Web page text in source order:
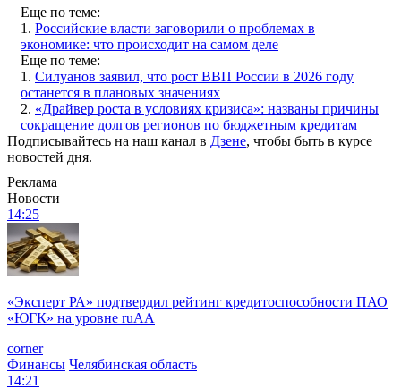
Еще по теме:
1. Российские власти заговорили о проблемах в
экономике: что происходит на самом деле
Еще по теме:
1. Силуанов заявил, что рост ВВП России в 2026 году
останется в плановых значениях
2. «Драйвер роста в условиях кризиса»: названы причины
сокращение долгов регионов по бюджетным кредитам
Подписывайтесь на наш канал в Дзене, чтобы быть в курсе
новостей дня.
Реклама
Новости
14:25
«Эксперт РА» подтвердил рейтинг кредитоспособности ПАО
«ЮГК» на уровне ruAА
corner
Финансы Челябинская область
14:21